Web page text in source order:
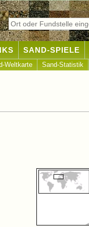
SAND-SPIELE
Weltkarte Sand-Statistik